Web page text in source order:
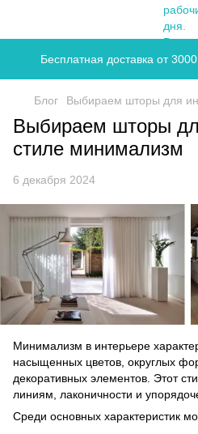
Бесплатная доставка от
Блог Выбираем шторы для
Выбираем шторы
стиле минимализм
6 декабря 2024
Минимализм в интерьере
насыщенных цветов, округлых
декоративных элементов. Этот
линиям, лаконичности и
Среди основных характеристик